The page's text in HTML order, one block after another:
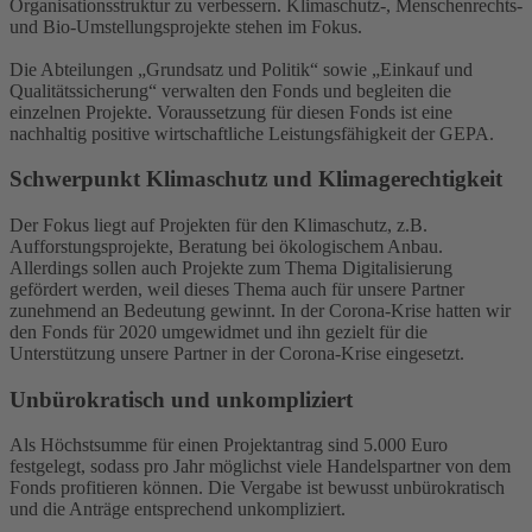
Organisationsstruktur zu verbessern. Klimaschutz-, Menschenrechts-
und Bio-Umstellungsprojekte stehen im Fokus.
Die Abteilungen „Grundsatz und Politik“ sowie „Einkauf und
Qualitätssicherung“ verwalten den Fonds und begleiten die
einzelnen Projekte. Voraussetzung für diesen Fonds ist eine
nachhaltig positive wirtschaftliche Leistungsfähigkeit der GEPA.
Schwerpunkt Klimaschutz und Klimagerechtigkeit
Der Fokus liegt auf Projekten für den Klimaschutz, z.B.
Aufforstungsprojekte, Beratung bei ökologischem Anbau.
Allerdings sollen auch Projekte zum Thema Digitalisierung
gefördert werden, weil dieses Thema auch für unsere Partner
zunehmend an Bedeutung gewinnt. In der Corona-Krise hatten wir
den Fonds für 2020 umgewidmet und ihn gezielt für die
Unterstützung unsere Partner in der Corona-Krise eingesetzt.
Unbürokratisch und unkompliziert
Als Höchstsumme für einen Projektantrag sind 5.000 Euro
festgelegt, sodass pro Jahr möglichst viele Handelspartner von dem
Fonds profitieren können. Die Vergabe ist bewusst unbürokratisch
und die Anträge entsprechend unkompliziert.